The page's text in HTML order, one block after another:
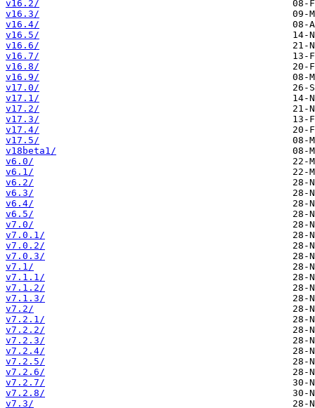
v16.2/
v16.3/
v16.4/
v16.5/
v16.6/
v16.7/
v16.8/
v16.9/
v17.0/
v17.1/
v17.2/
v17.3/
v17.4/
v17.5/
v18beta1/
v6.0/
v6.1/
v6.2/
v6.3/
v6.4/
v6.5/
v7.0/
v7.0.1/
v7.0.2/
v7.0.3/
v7.1/
v7.1.1/
v7.1.2/
v7.1.3/
v7.2/
v7.2.1/
v7.2.2/
v7.2.3/
v7.2.4/
v7.2.5/
v7.2.6/
v7.2.7/
v7.2.8/
v7.3/